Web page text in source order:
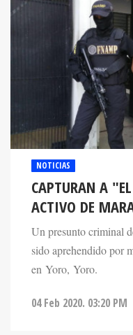
NOTICIAS
CAPTURAN A
ACTIVO DE
Un presunto criminal
sido aprehendido por
en Yoro, Yoro.
04 Feb 2020. 03:20 PM